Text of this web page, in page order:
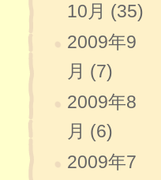
10月 (35)
2009年9
月 (7)
2009年8
月 (6)
2009年7